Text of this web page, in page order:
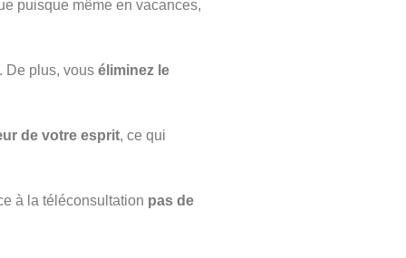
puisque même en vacances,
. De plus, vous éliminez le
de votre esprit, ce qui
à la téléconsultation pas de